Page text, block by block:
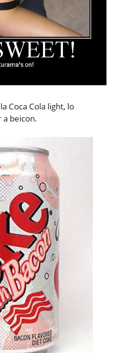
Coca Cola light, lo
a beicon.